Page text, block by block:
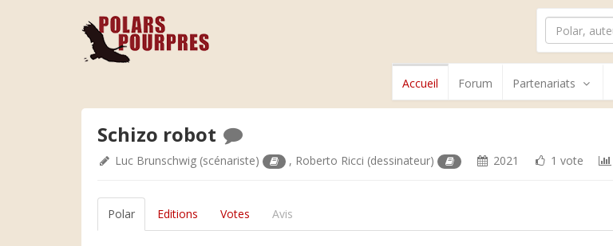
Accueil Forum Partenariats
Schizo robot
Luc Brunschwig (scénariste) , Roberto Ricci (dessinateur) 2021 1 vote
Polar Editions Votes Avis